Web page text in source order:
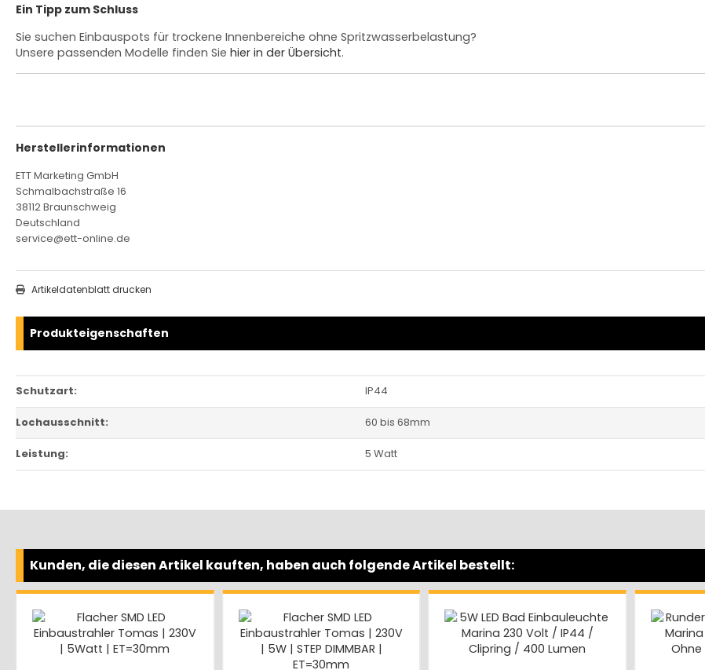
Ein Tipp zum Schluss
Sie suchen Einbauspots für trockene Innenbereiche ohne Spritzwasserbelastung?
Unsere passenden Modelle finden Sie hier in der Übersicht.
Herstellerinformationen
ETT Marketing GmbH
Schmalbachstraße 16
38112 Braunschweig
Deutschland
service@ett-online.de
Artikeldatenblatt drucken
Produkteigenschaften
Schutzart: IP44
Lochausschnitt: 60 bis 68mm
Leistung: 5 Watt
Kunden, die diesen Artikel kauften, haben auch folgende Artikel bestellt: